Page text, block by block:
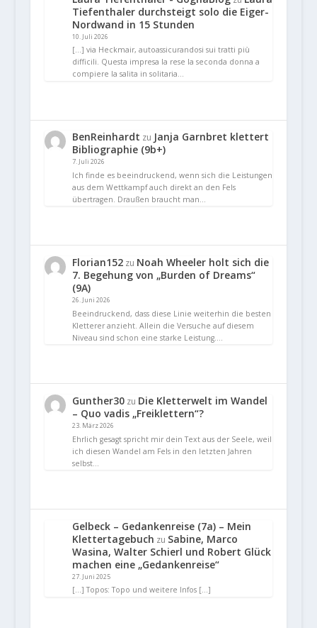
Tiefenthaler durchsteigt solo die Eiger-
Nordwand in 15 Stunden
10. Juli 2026
[…] via Heckmair, autoassicurandosi sui tratti più
difficili. Questa impresa la rese la seconda donna a
compiere la salita in solitaria…
BenReinhardt zu Janja Garnbret klettert
Bibliographie (9b+)
7. Juli 2026
Ich finde es beeindruckend, wenn sich die Leistungen
aus dem Wettkampf auch direkt an den Fels
übertragen. Draußen braucht man…
Florian152zu Noah Wheeler holt sich die
7. Begehung von „Burden of Dreams“
(9A)
26. Juni 2026
Beeindruckend, dass diese Linie weiterhin die besten
Kletterer anzieht. Allein die Versuche auf diesem
Niveau sind schon eine starke Leistung.…
Gunther30zu Die Kletterwelt im Wandel
– Quo vadis „Freiklettern“?
23. März 2026
Ehrlich gesagt spricht mir dein Text aus der Seele, weil
ich diesen Wandel am Fels in den letzten Jahren
selbst…
Gelbeck – Gedankenreise (7a) – Mein
Klettertagebuch zu Sabine, Marco
Wasina, Walter Schierl und Robert Glück
machen eine „Gedankenreise“
27. Juni 2025
[…] Topos: Topo und weitere Infos […]